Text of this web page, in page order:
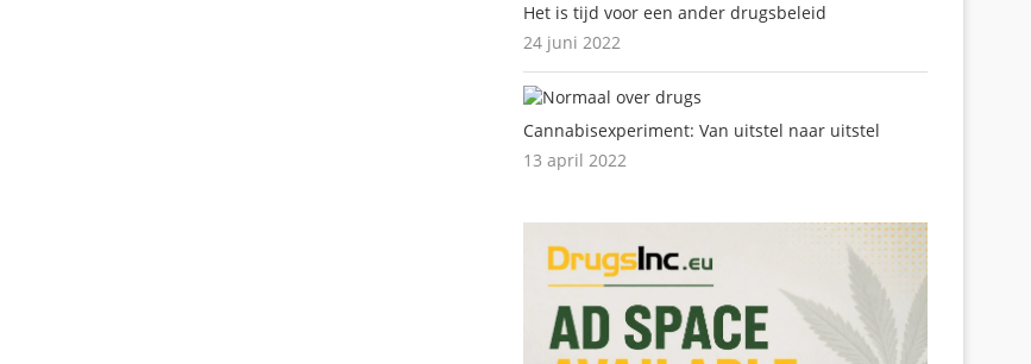
Het is tijd voor een ander drugsbeleid
24 juni 2022
Cannabisexperiment: Van uitstel naar uitstel
13 april 2022